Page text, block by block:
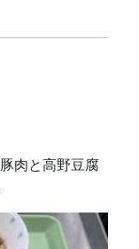
肉と高野豆腐